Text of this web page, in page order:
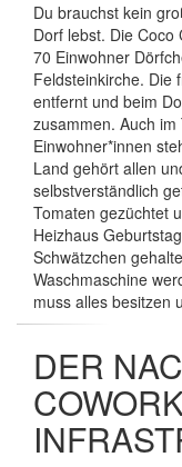
Du brauchst kein
Dorf lebst. Die Coco
70 Einwohner
Feldsteinkirche. Die
entfernt und beim
zusammen. Auch
Einwohner*innen
Land gehört allen
selbstverständlich
Tomaten gezüchtet
Heizhaus
Schwätzchen
Waschmaschine
muss alles besitzen
DER